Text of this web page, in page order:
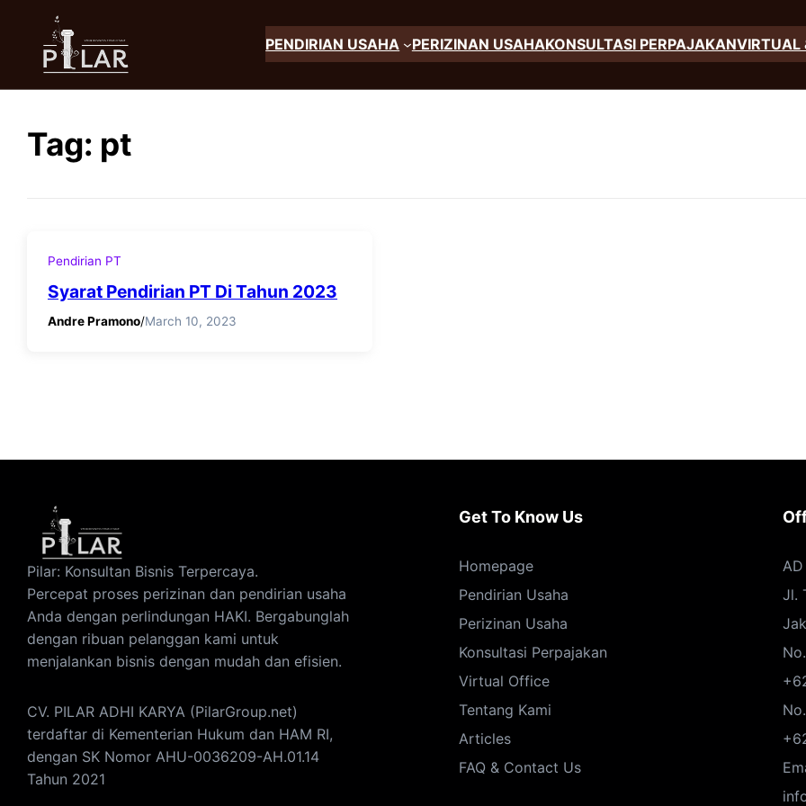
content
PENDIRIAN USAHA PERIZINAN USAHAKONSULTASI PERPAJAKANVIRTUAL
Tag: pt
Pendirian PT
Syarat Pendirian PT Di Tahun 2023
Andre Pramono/March 10, 2023
Pilar: Konsultan Bisnis Terpercaya.
Percepat proses perizinan dan pendirian usaha
Anda dengan perlindungan HAKI. Bergabunglah
dengan ribuan pelanggan kami untuk
menjalankan bisnis dengan mudah dan efisien.
CV. PILAR ADHI KARYA (PilarGroup.net)
terdaftar di Kementerian Hukum dan HAM RI,
dengan SK Nomor AHU-0036209-AH.01.14
Tahun 2021
Get To Know Us
Homepage
Pendirian Usaha
Perizinan Usaha
Konsultasi Perpajakan
Virtual Office
Tentang Kami
Articles
FAQ & Contact Us
Jl.